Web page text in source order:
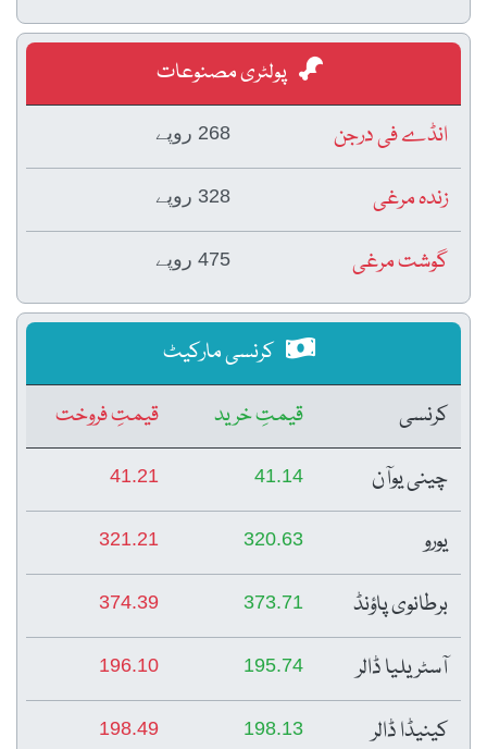
پولٹری مصنوعات
انڈے فی درجن
268 روپے
زندہ مرغی 328 روپے
گوشت مرغی 475 روپے
کرنسی مارکیٹ
کرنسی
قیمتِ خرید
قیمتِ فروخت
چینی یوآن
41.14
41.21
یورو 320.63
321.21
برطانوی پاؤنڈ 373.71
374.39
آسٹریلیا ڈالر 195.74
196.10
کینیڈا ڈالر 198.13
198.49